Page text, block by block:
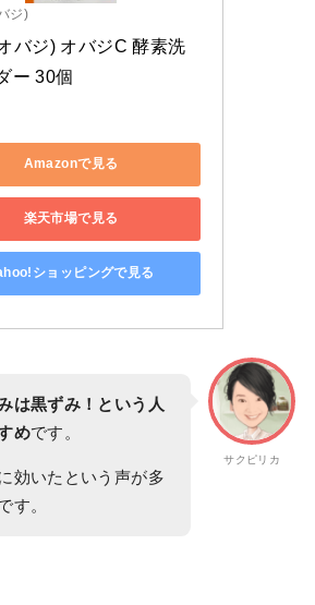
ジ)
バジ) オバジC 酵素洗
ー 30個
Amazonで見る
楽天市場で見る
ショッピングで見る
サクピリカ
は黒ずみ！という人
めです。
効いたという声が多
す。